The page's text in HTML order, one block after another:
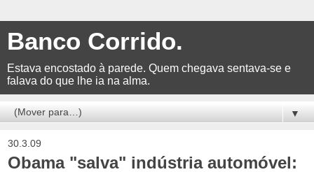
Banco Corrido.
Estava encostado à parede. Quem chegava sentava-se e
falava do que lhe ia na alma.
▼
30.3.09
Obama "salva" indústria automóvel: